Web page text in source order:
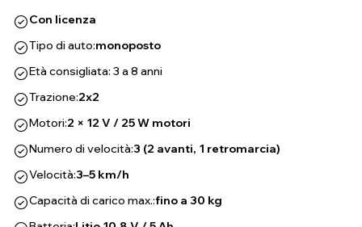
Con licenza
Tipo di auto:monoposto
Età consigliata: 3 a 8 anni
Trazione:2x2
Motori:2 × 12 V / 25 W motori
Numero di velocità:3 (2 avanti, 1 retromarcia)
Velocità:3–5 km/h
Capacità di carico max.:fino a 30 kg